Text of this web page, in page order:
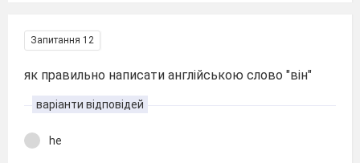
Запитання 12
як правильно написати англійською слово "він"
варіанти відповідей
he